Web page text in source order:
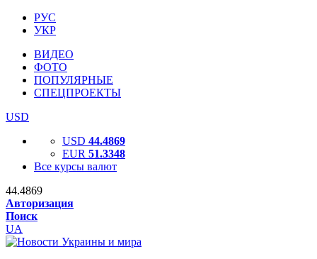
РУС
УКР
ВИДЕО
ФОТО
ПОПУЛЯРНЫЕ
СПЕЦПРОЕКТЫ
USD
USD 44.4869
EUR 51.3348
Все курсы валют
44.4869
Авторизация
Поиск
UA